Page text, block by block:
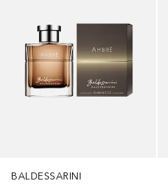
BALDESSARINI